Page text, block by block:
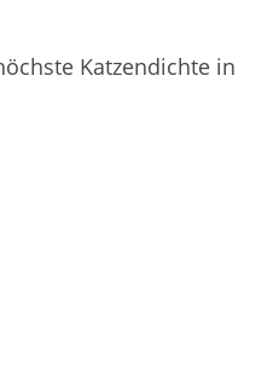
Katzendichte in